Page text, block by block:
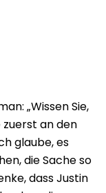
„Wissen Sie,
an den
glaube, es
die Sache so
dass Justin